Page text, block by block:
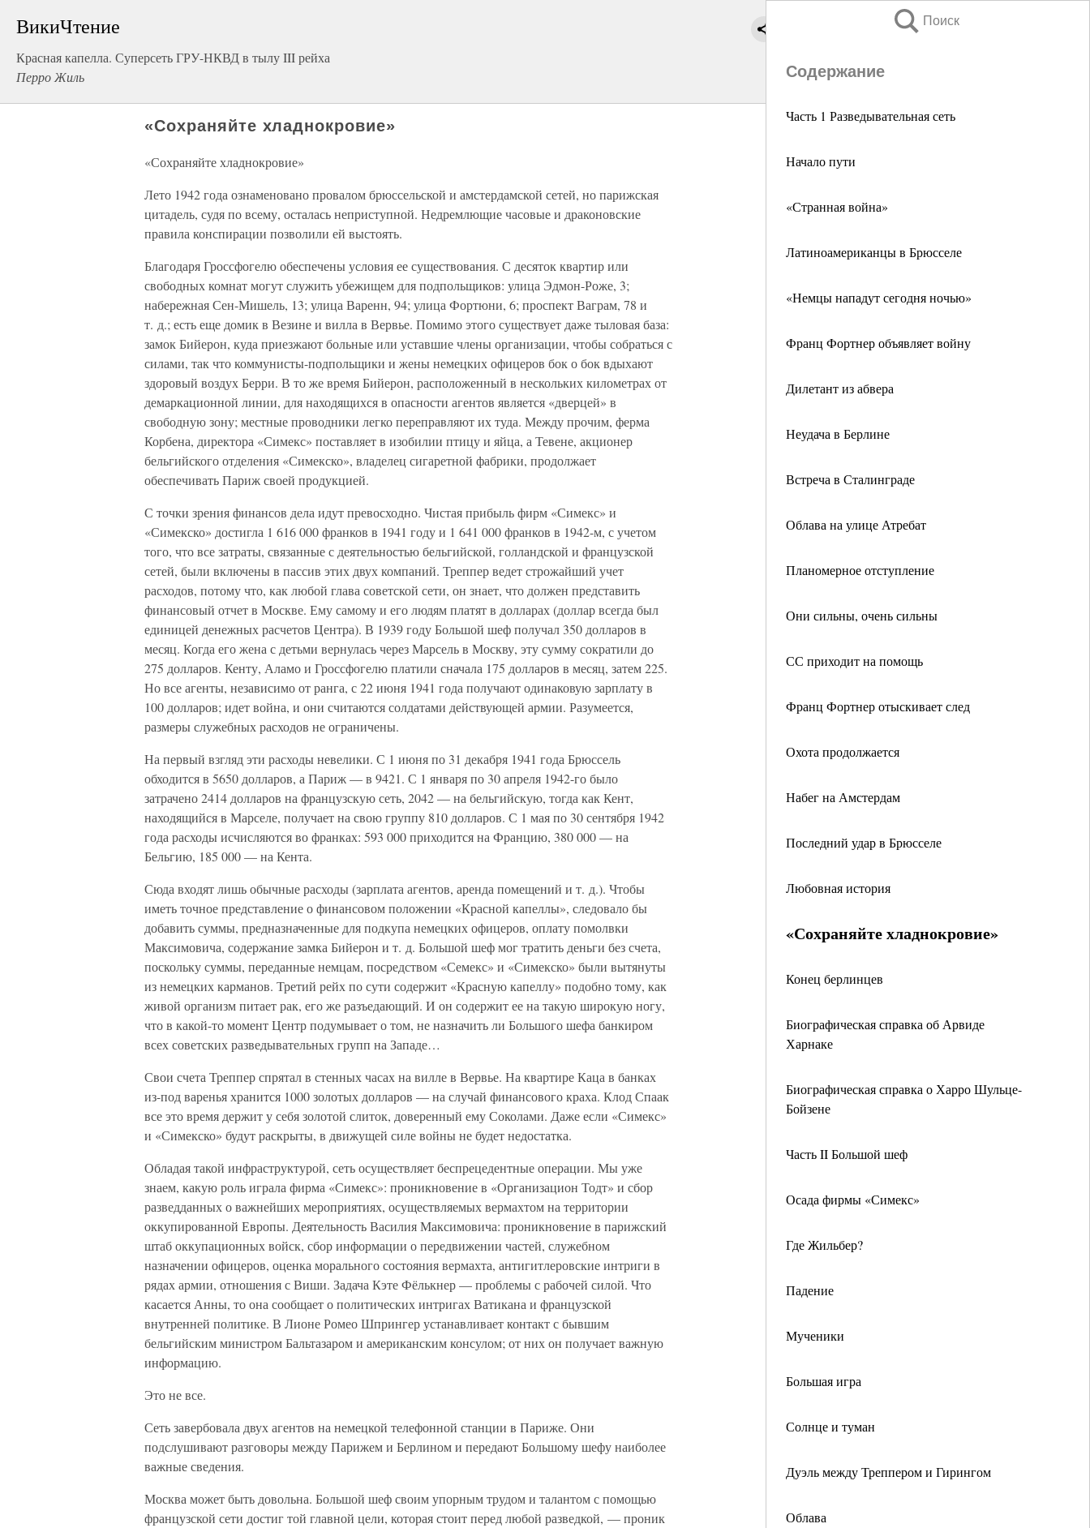
ВикиЧтение
Красная капелла. Суперсеть ГРУ-НКВД в тылу III рейха
Перро Жиль
Поиск
Содержание
Часть 1 Разведывательная сеть
Начало пути
«Странная война»
Латиноамериканцы в Брюсселе
«Немцы нападут сегодня ночью»
Франц Фортнер объявляет войну
Дилетант из абвера
Неудача в Берлине
Встреча в Сталинграде
Облава на улице Атребат
Планомерное отступление
Они сильны, очень сильны
СС приходит на помощь
Франц Фортнер отыскивает след
Охота продолжается
Набег на Амстердам
Последний удар в Брюсселе
Любовная история
«Сохраняйте хладнокровие»
Конец берлинцев
Биографическая справка об Арвиде
Харнаке
Биографическая справка о Харро Шульце-
Бойзене
Часть II Большой шеф
Осада фирмы «Симекс»
Где Жильбер?
Падение
Мученики
Большая игра
Солнце и туман
Дуэль между Треппером и Гирингом
Облава
«Сохраняйте хладнокровие»
«Сохраняйте хладнокровие»
Лето 1942 года ознаменовано провалом брюссельской и амстердамской сетей, но парижская
цитадель, судя по всему, осталась неприступной. Недремлющие часовые и драконовские
правила конспирации позволили ей выстоять.
Благодаря Гроссфогелю обеспечены условия ее существования. С десяток квартир или
свободных комнат могут служить убежищем для подпольщиков: улица Эдмон-Роже, 3;
набережная Сен-Мишель, 13; улица Варенн, 94; улица Фортюни, 6; проспект Ваграм, 78 и
т. д.; есть еще домик в Везине и вилла в Вервье. Помимо этого существует даже тыловая база:
замок Бийерон, куда приезжают больные или уставшие члены организации, чтобы собраться с
силами, так что коммунисты-подпольщики и жены немецких офицеров бок о бок вдыхают
здоровый воздух Берри. В то же время Бийерон, расположенный в нескольких километрах от
демаркационной линии, для находящихся в опасности агентов является «дверцей» в
свободную зону; местные проводники легко переправляют их туда. Между прочим, ферма
Корбена, директора «Симекс» поставляет в изобилии птицу и яйца, а Тевене, акционер
бельгийского отделения «Симекско», владелец сигаретной фабрики, продолжает
обеспечивать Париж своей продукцией.
С точки зрения финансов дела идут превосходно. Чистая прибыль фирм «Симекс» и
«Симекско» достигла 1 616 000 франков в 1941 году и 1 641 000 франков в 1942-м, с учетом
того, что все затраты, связанные с деятельностью бельгийской, голландской и французской
сетей, были включены в пассив этих двух компаний. Треппер ведет строжайший учет
расходов, потому что, как любой глава советской сети, он знает, что должен представить
финансовый отчет в Москве. Ему самому и его людям платят в долларах (доллар всегда был
единицей денежных расчетов Центра). В 1939 году Большой шеф получал 350 долларов в
месяц. Когда его жена с детьми вернулась через Марсель в Москву, эту сумму сократили до
275 долларов. Кенту, Аламо и Гроссфогелю платили сначала 175 долларов в месяц, затем 225.
Но все агенты, независимо от ранга, с 22 июня 1941 года получают одинаковую зарплату в
100 долларов; идет война, и они считаются солдатами действующей армии. Разумеется,
размеры служебных расходов не ограничены.
На первый взгляд эти расходы невелики. С 1 июня по 31 декабря 1941 года Брюссель
обходится в 5650 долларов, а Париж — в 9421. С 1 января по 30 апреля 1942-го было
затрачено 2414 долларов на французскую сеть, 2042 — на бельгийскую, тогда как Кент,
находящийся в Марселе, получает на свою группу 810 долларов. С 1 мая по 30 сентября 1942
года расходы исчисляются во франках: 593 000 приходится на Францию, 380 000 — на
Бельгию, 185 000 — на Кента.
Сюда входят лишь обычные расходы (зарплата агентов, аренда помещений и т. д.). Чтобы
иметь точное представление о финансовом положении «Красной капеллы», следовало бы
добавить суммы, предназначенные для подкупа немецких офицеров, оплату помолвки
Максимовича, содержание замка Бийерон и т. д. Большой шеф мог тратить деньги без счета,
поскольку суммы, переданные немцам, посредством «Семекс» и «Симекско» были вытянуты
из немецких карманов. Третий рейх по сути содержит «Красную капеллу» подобно тому, как
живой организм питает рак, его же разъедающий. И он содержит ее на такую широкую ногу,
что в какой-то момент Центр подумывает о том, не назначить ли Большого шефа банкиром
всех советских разведывательных групп на Западе…
Свои счета Треппер спрятал в стенных часах на вилле в Вервье. На квартире Каца в банках
из-под варенья хранится 1000 золотых долларов — на случай финансового краха. Клод Спаак
все это время держит у себя золотой слиток, доверенный ему Соколами. Даже если «Симекс»
и «Симекско» будут раскрыты, в движущей силе войны не будет недостатка.
Обладая такой инфраструктурой, сеть осуществляет беспрецедентные операции. Мы уже
знаем, какую роль играла фирма «Симекс»: проникновение в «Организацион Тодт» и сбор
разведданных о важнейших мероприятиях, осуществляемых вермахтом на территории
оккупированной Европы. Деятельность Василия Максимовича: проникновение в парижский
штаб оккупационных войск, сбор информации о передвижении частей, служебном
назначении офицеров, оценка морального состояния вермахта, антигитлеровские интриги в
рядах армии, отношения с Виши. Задача Кэте Фёлькнер — проблемы с рабочей силой. Что
касается Анны, то она сообщает о политических интригах Ватикана и французской
внутренней политике. В Лионе Ромео Шпрингер устанавливает контакт с бывшим
бельгийским министром Бальтазаром и американским консулом; от них он получает важную
информацию.
Это не все.
Сеть завербовала двух агентов на немецкой телефонной станции в Париже. Они
подслушивают разговоры между Парижем и Берлином и передают Большому шефу наиболее
важные сведения.
Москва может быть довольна. Большой шеф своим упорным трудом и талантом с помощью
французской сети достиг той главной цели, которая стоит перед любой разведкой, — проник